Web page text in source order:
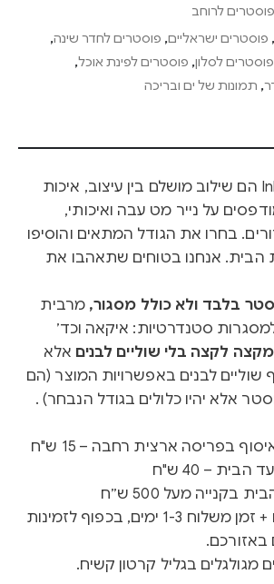
פוסטרים לרוחב
, פוסטרים ישראליים, פוסטרים לחדר שינה,
פוסטרים לסלון, פוסטרים לפינת אוכל,
, תמונות של ים ובריכה
הפוסטרים של Inky הם שילוב מושלם בין עיצוב, איכות
על נייר מט עבה ואיכותי,
בחרו את הגודל המתאים והוסיפו
הבית. אנחנו בטוחים שתאהבו את
בלבד ולא כולל מסגור, מרבית
סטנדרטיות: איקאה וכד׳
לקצה בלי שוליים לבנים אלא
שוליים לבנים באפשרויות המוצר (הם
אלא יהיו כלולים בגודל הנבחר) .
בפריסה ארצית רחבה – 15 ש"ח
– 40 ש"ח
מעל 500 ש״ח
זמן ייצור 3-5 ימים + זמן משלוח 1-3 ימים, בכפוף לזמינות
מגולגלים בגליל קרטון קשיח.